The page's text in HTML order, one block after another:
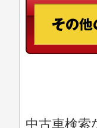
中古車検索